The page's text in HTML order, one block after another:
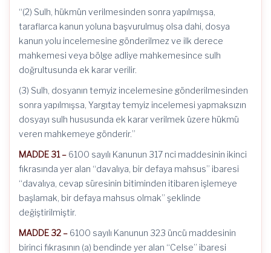
“(2) Sulh, hükmün verilmesinden sonra yapılmışsa,
taraflarca kanun yoluna başvurulmuş olsa dahi, dosya
kanun yolu incelemesine gönderilmez ve ilk derece
mahkemesi veya bölge adliye mahkemesince sulh
doğrultusunda ek karar verilir.
(3) Sulh, dosyanın temyiz incelemesine gönderilmesinden
sonra yapılmışsa, Yargıtay temyiz incelemesi yapmaksızın
dosyayı sulh hususunda ek karar verilmek üzere hükmü
veren mahkemeye gönderir.”
MADDE 31 – 6100 sayılı Kanunun 317 nci maddesinin ikinci
fıkrasında yer alan “davalıya, bir defaya mahsus” ibaresi
“davalıya, cevap süresinin bitiminden itibaren işlemeye
başlamak, bir defaya mahsus olmak” şeklinde
değiştirilmiştir.
MADDE 32 – 6100 sayılı Kanunun 323 üncü maddesinin
birinci fıkrasının (a) bendinde yer alan “Celse” ibaresi